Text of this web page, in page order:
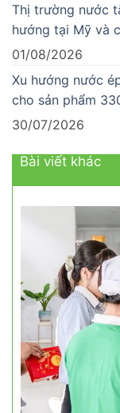
Thị trường nước
hướng tại Mỹ và
01/08/2026
Xu hướng nước
cho sản phẩm
30/07/2026
Bài viết khác